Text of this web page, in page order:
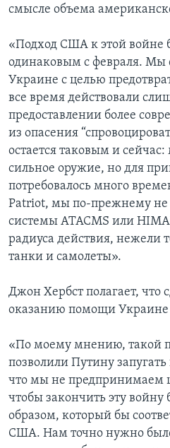
смысле объема
«Подход США к этой войне
одинаковым с февраля. Мы
Украине с целью
все время действовали
предоставлении более
из опасения
остается таковым и
сильное оружие, но для
потребовалось много
Patriot, мы по-прежнему не
системы ATACMS или
радиуса действия, нежели
танки и самолеты».
Джон Хербст полагает, что
оказанию помощи Украине
«По моему мнению, такой
позволили Путину
что мы не предпринимаем
чтобы закончить эту войну
образом, который бы
США. Нам точно нужно